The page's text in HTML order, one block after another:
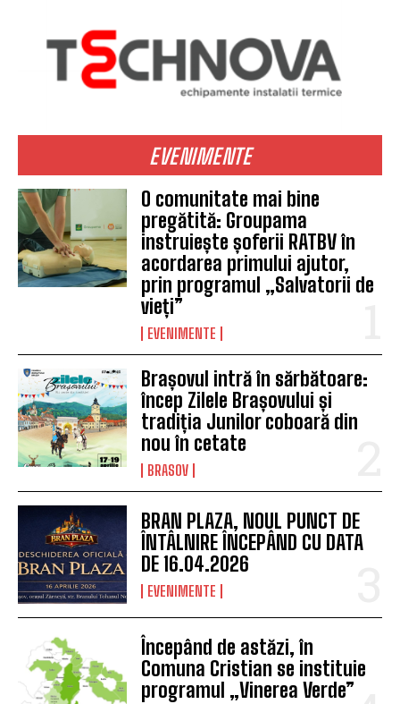
EVENIMENTE
O comunitate mai bine
pregătită: Groupama
instruiește șoferii RATBV în
acordarea primului ajutor,
prin programul „Salvatorii de
vieți”
EVENIMENTE
Brașovul intră în sărbătoare:
încep Zilele Brașovului și
tradiția Junilor coboară din
nou în cetate
BRASOV
BRAN PLAZA, NOUL PUNCT DE
ÎNTÂLNIRE ÎNCEPÂND CU DATA
DE 16.04.2026
EVENIMENTE
Începând de astăzi, în
Comuna Cristian se instituie
programul „Vinerea Verde”